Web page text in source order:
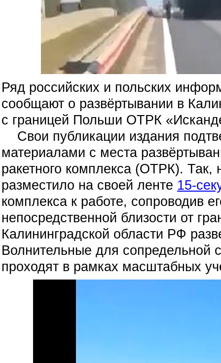
Ряд российских и польских
сообщают о развёртывании в
с границей Польши ОТРК
Свои публикации издания
материалами с места
ракетного комплекса (ОТРК).
разместило на своей ленте 15-
комплекса к работе, сопроводив
непосредственной близости от
Калининградской области РФ
Волнительные для сопредельной
проходят в рамках масштабных